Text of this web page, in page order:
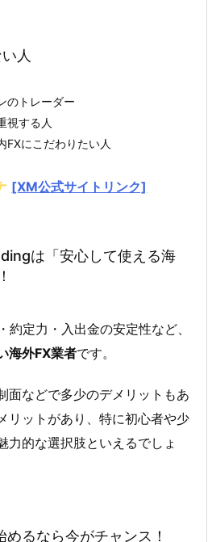
人
のトレーダー
視する人
FXにこだわりたい人
[XM公式サイトリンク]
は「安心して使える海
定力・入出金の安定性など、
海外FX業者です。
面などで多少のデメリットもあ
リットがあり、特に初心者や少
力的な選択肢といえるでしょ
るなら今がチャンス！